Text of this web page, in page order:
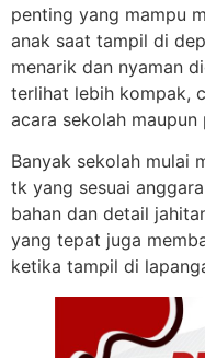
penting yang mampu
anak saat tampil di
menarik dan nyaman
terlihat lebih kompak,
acara sekolah maupun
Banyak sekolah mulai
tk yang sesuai
bahan dan detail
yang tepat juga
ketika tampil di